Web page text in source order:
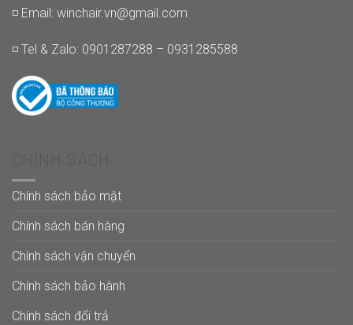
◽ Email: winchair.vn@gmail.com
◽ Tel & Zalo: 0901287288 – 0931285588
Chính sách bảo mật
Chính sách bán hàng
Chính sách vận chuyển
Chính sách bảo hành
Chính sách đổi trả